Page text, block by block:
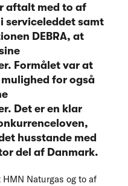
aftalt med to af
serviceleddet samt
DEBRA, at
Formålet var at
for også
Det er en klar
husstande med
del af Danmark.
Naturgas og to af